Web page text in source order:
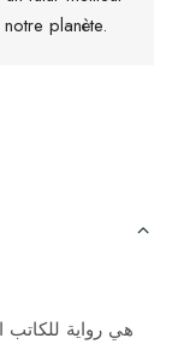
planète.
هي رواية